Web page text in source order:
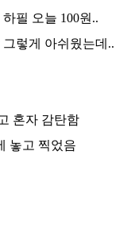
필 오늘 100원..
렇게 아쉬웠는데..
혼자 감탄함
놓고 찍었음